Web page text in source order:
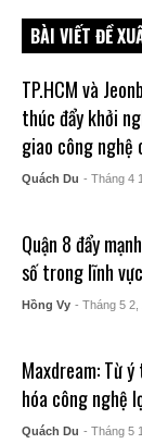
BÀI VIẾT ĐỀ
TP.HCM và
thúc đẩy khởi
giao công nghệ
Quách Du - Tháng 4
Quận 8 đẩy
số trong lĩnh
Hồng Vy - Tháng 5 2,
Maxdream: Từ
hóa công nghệ
Quách Du - Tháng 5